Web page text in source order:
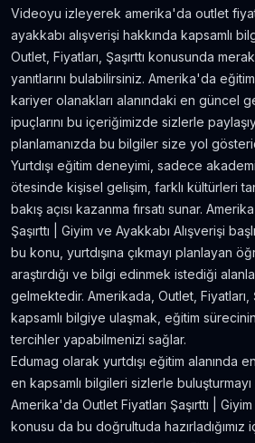
Kanada’da İyi Para
5.381gör.yaklaşık 8 yıl önce
Dil Öğrenmeye Nereden
4.815gör.neredeyse 8 yıl önce
Kanada Aylık Yaşam
Mı?
4.809gör.8 yıldan fazla önce
Videoyu izleyerek amerika'da outlet
ayakkabı alışverişi hakkında kapsamlı
Outlet, Fiyatları, Şaşırttı konusunda
yanıtlarını bulabilirsiniz. Amerika'da
kariyer olanakları alanındaki en güncel
ipuçlarını bu içeriğimizde sizlerle
planlamanızda bu bilgiler size yol
Yurtdışı eğitim deneyimi, sadece
ötesinde kişisel gelişim, farklı kültürleri
bakış açısı kazanma fırsatı sunar.
Şaşırttı | Giyim ve Ayakkabı Alışverişi
bu konu, yurtdışına çıkmayı planlayan
araştırdığı ve bilgi edinmek istediği
gelmektedir. Amerikada, Outlet, Fiyatları,
kapsamlı bilgiye ulaşmak, eğitim
tercihler yapabilmenizi sağlar.
Edumag olarak yurtdışı eğitim alanında
en kapsamlı bilgileri sizlerle
Amerika'da Outlet Fiyatları Şaşırttı |
konusu da bu doğrultuda hazırladığımız